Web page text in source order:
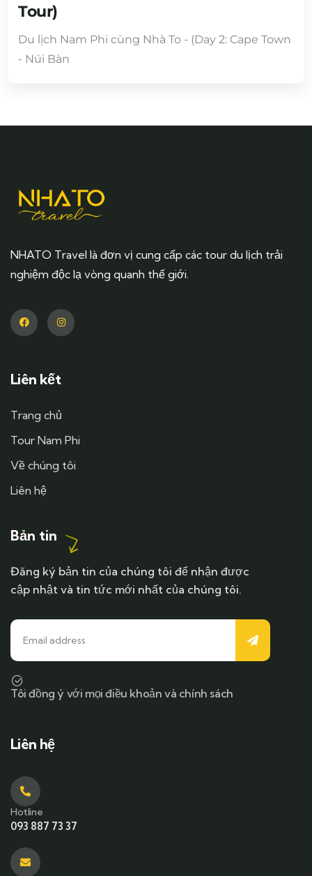
Tour)
Du lịch Nam Phi cùng Nhà To - (Day 2: Cape Town
- Núi Bàn
NHATO Travel là đơn vị cung cấp các tour du lịch trải
nghiệm độc lạ vòng quanh thế giới.
Liên kết
Trang chủ
Tour Nam Phi
Về chúng tôi
Liên hệ
Bản tin
Đăng ký bản tin của chúng tôi để nhận được
cập nhật và tin tức mới nhất của chúng tôi.
Tôi đồng ý với mọi điều khoản và chính sách
Liên hệ
Hotline
093 887 73 37